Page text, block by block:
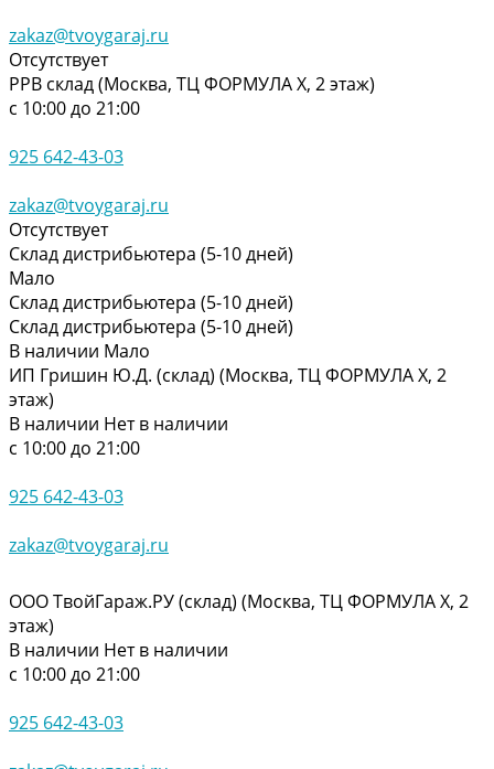
zakaz@tvoygaraj.ru
Отсутствует
РРВ склад (Москва, ТЦ ФОРМУЛА Х, 2 этаж)
с 10:00 до 21:00
925 642-43-03
zakaz@tvoygaraj.ru
Отсутствует
Склад дистрибьютера (5-10 дней)
Мало
Склад дистрибьютера (5-10 дней)
Склад дистрибьютера (5-10 дней)
В наличии Мало
ИП Гришин Ю.Д. (склад) (Москва, ТЦ ФОРМУЛА Х, 2
этаж)
В наличии Нет в наличии
с 10:00 до 21:00
925 642-43-03
zakaz@tvoygaraj.ru
ООО ТвойГараж.РУ (склад) (Москва, ТЦ ФОРМУЛА Х, 2
этаж)
В наличии Нет в наличии
с 10:00 до 21:00
925 642-43-03